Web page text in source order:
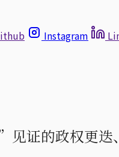
Instagram
证的政权更迭